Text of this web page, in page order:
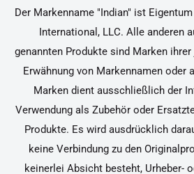
Der Markenname "Indian" ist
International, LLC. Alle anderen
genannten Produkte sind Marken
Erwähnung von Markennamen oder
Marken dient ausschließlich der
Verwendung als Zubehör oder
Produkte. Es wird ausdrücklich
keine Verbindung zu den
keinerlei Absicht besteht, Urheber-